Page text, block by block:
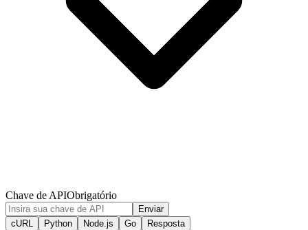
Chave de APIObrigatório
Enviar
cURL
Python Node.js Go Resposta